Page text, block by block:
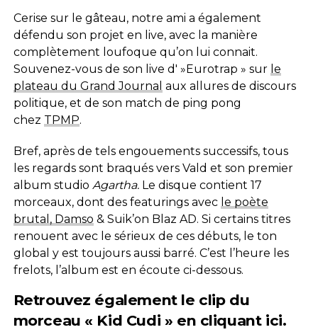
Cerise sur le gâteau, notre ami a également
défendu son projet en live, avec la manière
complètement loufoque qu’on lui connait.
Souvenez-vous de son live d' »Eurotrap » sur le
plateau du Grand Journal aux allures de discours
politique, et de son match de ping pong
chez TPMP.
Bref, après de tels engouements successifs, tous
les regards sont braqués vers Vald et son premier
album studio Agartha. Le disque contient 17
morceaux, dont des featurings avec le poète
brutal, Damso & Suik’on Blaz AD. Si certains titres
renouent avec le sérieux de ces débuts, le ton
global y est toujours aussi barré. C’est l’heure les
frelots, l’album est en écoute ci-dessous.
Retrouvez également le clip du
morceau « Kid Cudi » en cliquant ici.